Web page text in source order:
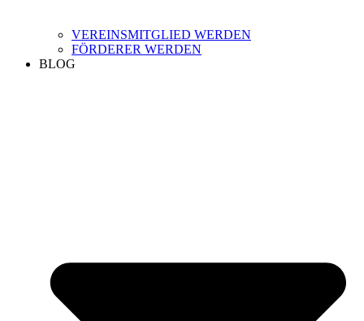
VEREINSMITGLIED WERDEN
FÖRDERER WERDEN
BLOG